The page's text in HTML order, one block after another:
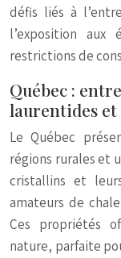
défis liés à
l’exposition
restrictions de
Québec :
laurentides
Le Québec
régions rurales et
cristallins et
amateurs de
Ces propriétés
nature, parfaite